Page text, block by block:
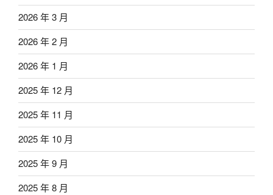
2026 年 3 月
2026 年 2 月
2026 年 1 月
2025 年 12 月
2025 年 11 月
2025 年 10 月
2025 年 9 月
2025 年 8 月